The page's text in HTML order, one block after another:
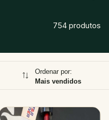
754 produtos
Ordenar por:
Mais vendidos